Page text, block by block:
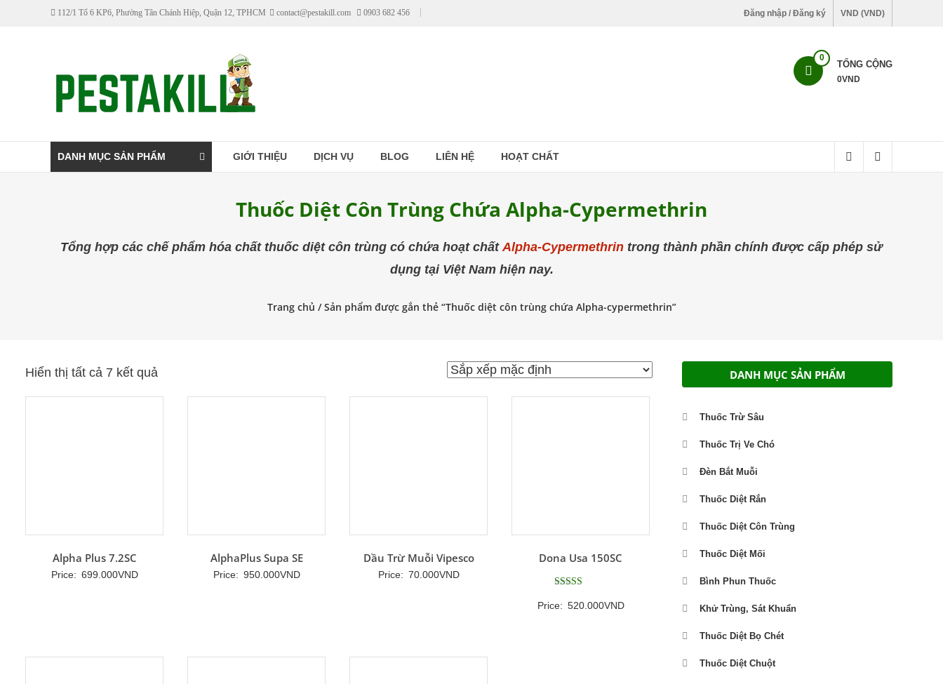
112/1 Tổ 6 KP6, Phường Tân Chánh Hiệp, Quận 12, TPHCM contact@pestakill.com 0903 682 456 Đăng nhập / Đăng ký VND (VND)
Cửa
thuốc
diệt
0
TỔNG CỘNG
0VND
DANH MỤC SẢN PHẨM GIỚI THIỆU DỊCH VỤ BLOG LIÊN HỆ HOẠT CHẤT
Thuốc Diệt Côn Trùng Chứa Alpha-Cypermethrin
Tổng hợp các chế phẩm hóa chất thuốc diệt côn trùng có chứa hoạt chấtAlpha-Cypermethrin trong thành phần chính được cấp phép sử
dụng tại Việt Nam hiện nay.
Trang chủ / Sản phẩm được gắn thẻ “Thuốc diệt côn trùng chứa Alpha-cypermethrin”
Hiển thị tất cả 7 kết quả
Alpha Plus 7.2SC
Price: 699.000VND
AlphaPlus Supa SE
Price: 950.000VND
Dầu Trừ Muỗi Vipesco
Price: 70.000VND
Dona Usa 150SC
hạng
Price: 520.000VND
DANH MỤC SẢN PHẨM
Thuốc Trừ Sâu
Thuốc Trị Ve Chó
Đèn Bắt Muỗi
Thuốc Diệt Rắn
Thuốc Diệt Côn Trùng
Thuốc Diệt Mối
Bình Phun Thuốc
Khử Trùng, Sát Khuẩn
Thuốc Diệt Bọ Chét
Thuốc Diệt Chuột